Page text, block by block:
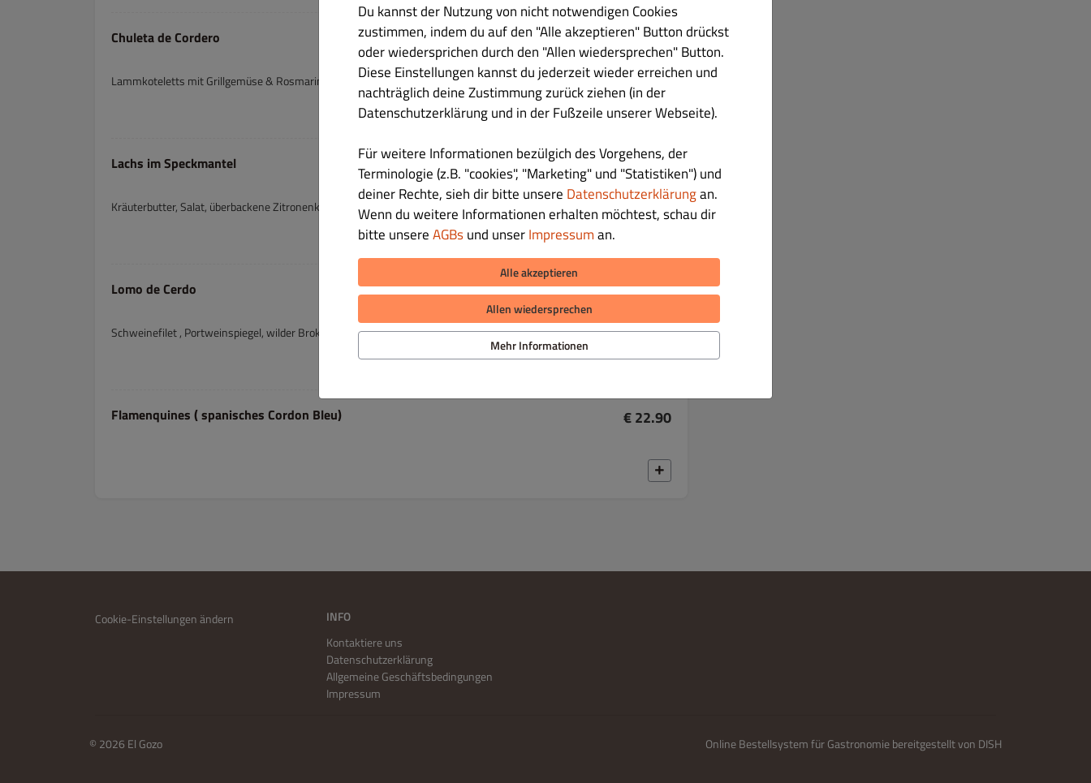
Chuleta de Cordero € 24.90
Lammkoteletts mit Grillgemüse & Rosmarinkartoffeln
Lachs im Speckmantel € 23.60
Kräuterbutter, Salat, überbackene Zitronenkartoffeln
Lomo de Cerdo € 23.10
Schweinefilet , Portweinspiegel, wilder Brokkoli und gebackene Kartoffeln
Flamenquines ( spanisches Cordon Bleu) € 22.90
Cookie-Einstellungen ändern
INFO
Kontaktiere uns
Datenschutzerklärung
Allgemeine Geschäftsbedingungen
Impressum
© 2026 El Gozo Online Bestellsystem für Gastronomie bereitgestellt von DISH
Du kannst der Nutzung von nicht notwendigen Cookies
zustimmen, indem du auf den "Alle akzeptieren" Button drückst
oder wiedersprichen durch den "Allen wiedersprechen" Button.
Diese Einstellungen kannst du jederzeit wieder erreichen und
nachträglich deine Zustimmung zurück ziehen (in der
Datenschutzerklärung und in der Fußzeile unserer Webseite).
Für weitere Informationen bezülgich des Vorgehens, der
Terminologie (z.B. "cookies", "Marketing" und "Statistiken") und
deiner Rechte, sieh dir bitte unsere Datenschutzerklärungan.
Wenn du weitere Informationen erhalten möchtest, schau dir
bitte unsereAGBsund unserImpressuman.
Alle akzeptieren
Allen wiedersprechen
Mehr Informationen